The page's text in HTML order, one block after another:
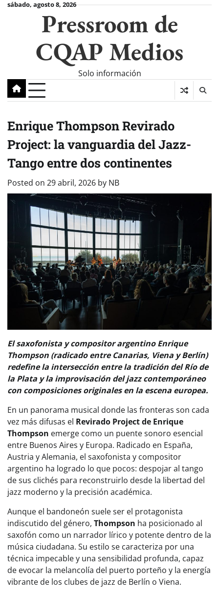
Skipsábado, agosto 8, 2026
Pressroom de
CQAP Medios
Solo información
Enrique Thompson Revirado
Project: la vanguardia del Jazz-
Tango entre dos continentes
Posted on 29 abril, 2026 by NB
El saxofonista y compositor argentino Enrique
Thompson (radicado entre Canarias, Viena y Berlín)
redefine la intersección entre la tradición del Río de
la Plata y la improvisación del jazz contemporáneo
con composiciones originales en la escena europea.
En un panorama musical donde las fronteras son cada
vez más difusas el Revirado Project de Enrique
Thompson emerge como un puente sonoro esencial
entre Buenos Aires y Europa. Radicado en España,
Austria y Alemania, el saxofonista y compositor
argentino ha logrado lo que pocos: despojar al tango
de sus clichés para reconstruirlo desde la libertad del
jazz moderno y la precisión académica.
Aunque el bandoneón suele ser el protagonista
indiscutido del género, Thompson ha posicionado al
saxofón como un narrador lírico y potente dentro de la
música ciudadana. Su estilo se caracteriza por una
técnica impecable y una sensibilidad profunda, capaz
de evocar la melancolía del puerto porteño y la energía
vibrante de los clubes de jazz de Berlín o Viena.